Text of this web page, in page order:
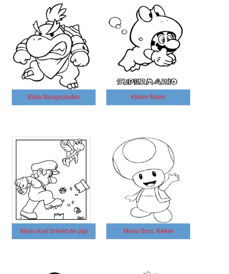
Baby Boogschutter Kikker Mario
Mario Kart breekt de pijp Mario Bros. Kikker